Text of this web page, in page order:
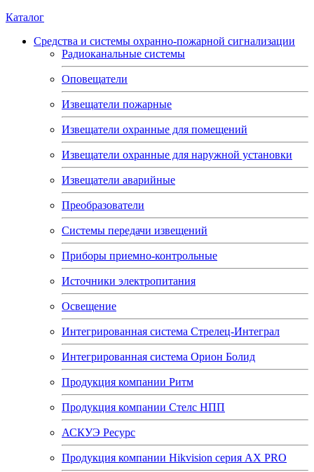
Каталог
Средства и системы охранно-пожарной сигнализации
Радиоканальные системы
Оповещатели
Извещатели пожарные
Извещатели охранные для помещений
Извещатели охранные для наружной установки
Извещатели аварийные
Преобразователи
Системы передачи извещений
Приборы приемно-контрольные
Источники электропитания
Освещение
Интегрированная система Стрелец-Интеграл
Интегрированная система Орион Болид
Продукция компании Ритм
Продукция компании Стелс НПП
АСКУЭ Ресурс
Продукция компании Hikvision серия AX PRO